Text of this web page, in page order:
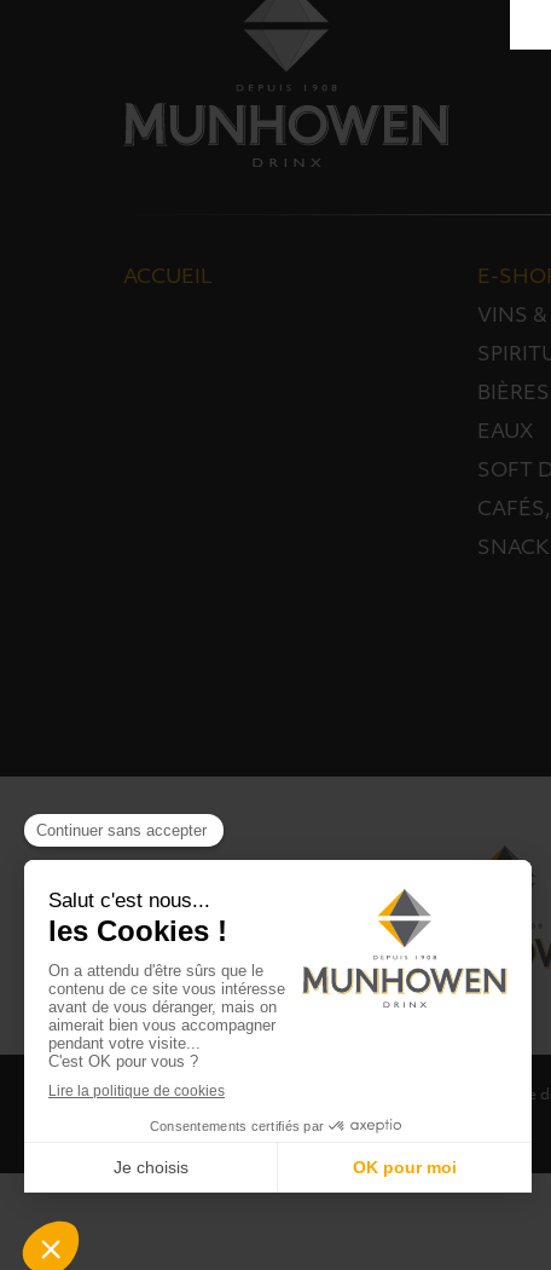
ACCUEIL
E-
VINS
EAUX
SOFT
CGV CGU Club Drinx Politique
©2026 Munhowen Drinx / Tous droits réservés